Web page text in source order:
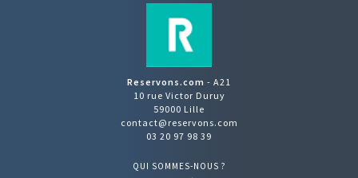
Reservons.com - A21
10 rue Victor Duruy
59000 Lille
contact@reservons.com
03 20 97 98 39
QUI SOMMES-NOUS ?